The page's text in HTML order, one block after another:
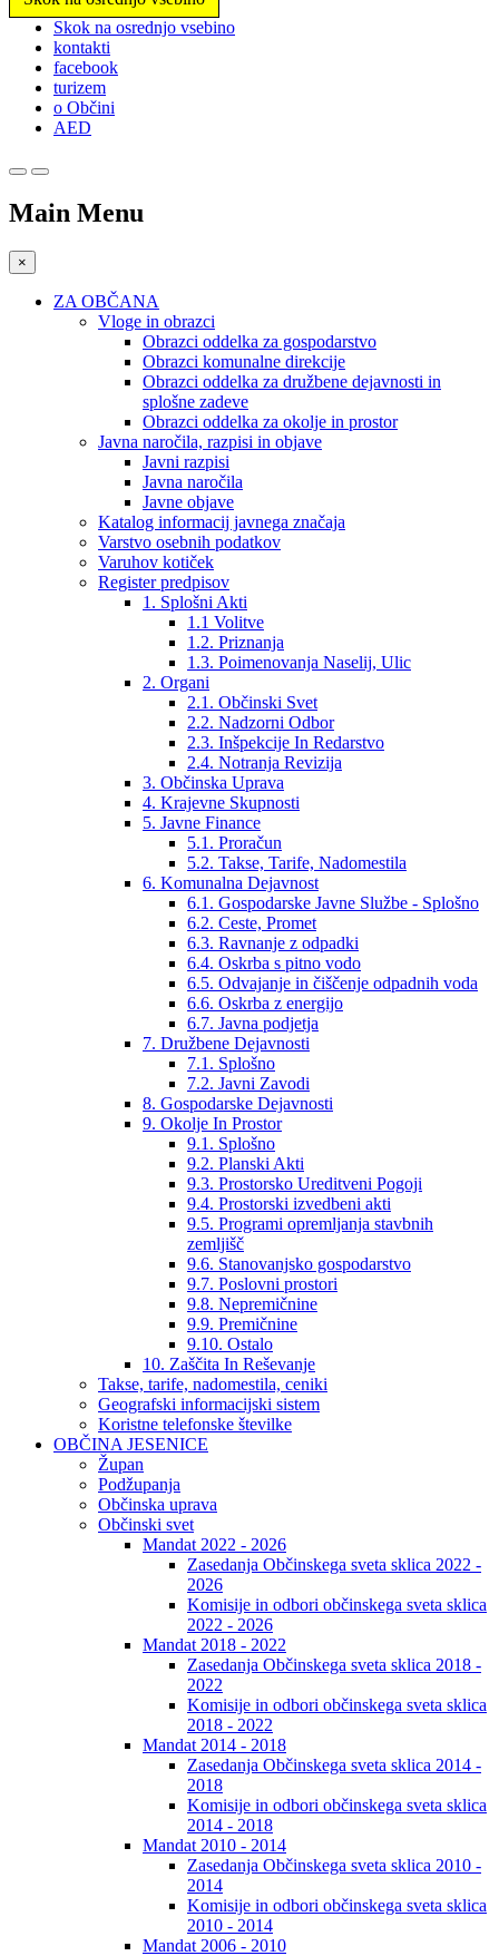
Prosimo,
upoštevajte:
spletno
mesto
vključuje
sistem
Skok na osrednjo vsebino
kontakti
facebook
turizem
o Občini
AED
Main Menu
×
ZA OBČANA
Vloge in obrazci
Obrazci oddelka za gospodarstvo
Obrazci komunalne direkcije
Obrazci oddelka za družbene dejavnosti in
splošne zadeve
Obrazci oddelka za okolje in prostor
Javna naročila, razpisi in objave
Javni razpisi
Javna naročila
Javne objave
Katalog informacij javnega značaja
Varstvo osebnih podatkov
Varuhov kotiček
Register predpisov
1. Splošni Akti
1.1 Volitve
1.2. Priznanja
1.3. Poimenovanja Naselij, Ulic
2. Organi
2.1. Občinski Svet
2.2. Nadzorni Odbor
2.3. Inšpekcije In Redarstvo
2.4. Notranja Revizija
3. Občinska Uprava
4. Krajevne Skupnosti
5. Javne Finance
5.1. Proračun
5.2. Takse, Tarife, Nadomestila
6. Komunalna Dejavnost
6.1. Gospodarske Javne Službe - Splošno
6.2. Ceste, Promet
6.3. Ravnanje z odpadki
6.4. Oskrba s pitno vodo
6.5. Odvajanje in čiščenje odpadnih voda
6.6. Oskrba z energijo
6.7. Javna podjetja
7. Družbene Dejavnosti
7.1. Splošno
7.2. Javni Zavodi
8. Gospodarske Dejavnosti
9. Okolje In Prostor
9.1. Splošno
9.2. Planski Akti
9.3. Prostorsko Ureditveni Pogoji
9.4. Prostorski izvedbeni akti
9.5. Programi opremljanja stavbnih
zemljišč
9.6. Stanovanjsko gospodarstvo
9.7. Poslovni prostori
9.8. Nepremičnine
9.9. Premičnine
9.10. Ostalo
10. Zaščita In Reševanje
Takse, tarife, nadomestila, ceniki
Geografski informacijski sistem
Koristne telefonske številke
OBČINA JESENICE
Župan
Podžupanja
Občinska uprava
Občinski svet
Mandat 2022 - 2026
Zasedanja Občinskega sveta sklica 2022 -
2026
Komisije in odbori občinskega sveta sklica
2022 - 2026
Mandat 2018 - 2022
Zasedanja Občinskega sveta sklica 2018 -
2022
Komisije in odbori občinskega sveta sklica
2018 - 2022
Mandat 2014 - 2018
Zasedanja Občinskega sveta sklica 2014 -
2018
Komisije in odbori občinskega sveta sklica
2014 - 2018
Mandat 2010 - 2014
Zasedanja Občinskega sveta sklica 2010 -
2014
Komisije in odbori občinskega sveta sklica
2010 - 2014
Mandat 2006 - 2010